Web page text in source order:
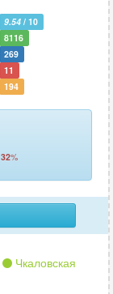
9.54 / 10
8116
269
11
194
32%
Чкаловская